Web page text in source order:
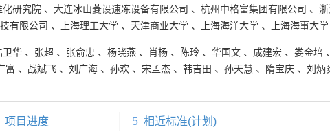
化研究院 、 大连冰山菱设速冻设备有限公司 、 杭州中格富集团有限公司 、
有限公司 、 上海理工大学 、 天津商业大学 、 上海海洋大学 、 上海海事大学
卫华 、 张超 、 张俞忠 、 杨晓燕 、 肖杨 、 陈玲 、 华国文 、 成建宏 、 娄金培 、
富 、 战斌飞 、 刘广海 、 孙欢 、 宋孟杰 、 韩吉田 、 孙天慧 、 隋宝庆 、 刘炳
项目进度
5 相近标准(计划)